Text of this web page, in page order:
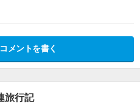
メントを書く
旅行記